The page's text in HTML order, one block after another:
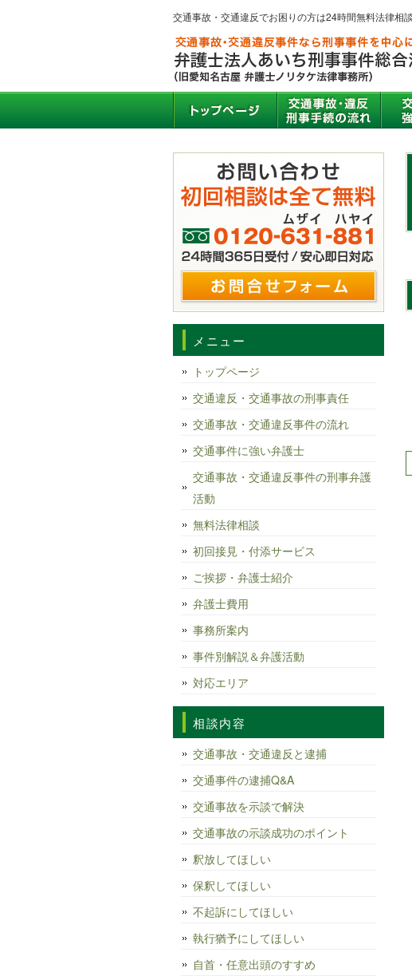
交通事故・交通違反でお困りの方は24時間無料法律相
メニュー
トップページ
交通違反・交通事故の刑事責任
交通事故・交通違反事件の流れ
交通事件に強い弁護士
交通事故・交通違反事件の刑事弁護
活動
無料法律相談
初回接見・付添サービス
ご挨拶・弁護士紹介
弁護士費用
事務所案内
事件別解説＆弁護活動
対応エリア
相談内容
交通事故・交通違反と逮捕
交通事件の逮捕Q&A
交通事故を示談で解決
交通事故の示談成功のポイント
釈放してほしい
保釈してほしい
不起訴にしてほしい
執行猶予にしてほしい
自首・任意出頭のすすめ